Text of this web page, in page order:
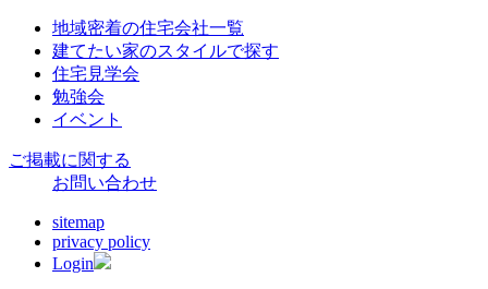
地域密着の住宅会社一覧
建てたい家のスタイルで探す
住宅見学会
勉強会
イベント
ご掲載に関する
お問い合わせ
sitemap
privacy policy
Login